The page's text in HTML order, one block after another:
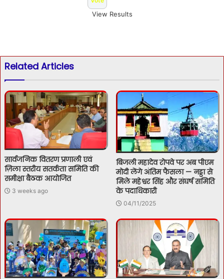
View Results
Related Articles
सार्वजनिक वितरण प्रणाली एवं
ज़िला स्तरीय सतर्कता समिति की
समीक्षा बैठक आयोजित
3 weeks ago
बिजली महादेव रोपवे पर अब पीएम
मोदी लेंगे अंतिम फैसला — नड्डा से
मिले महेश्वर सिंह और संघर्ष समिति
के पदाधिकारी
04/11/2025